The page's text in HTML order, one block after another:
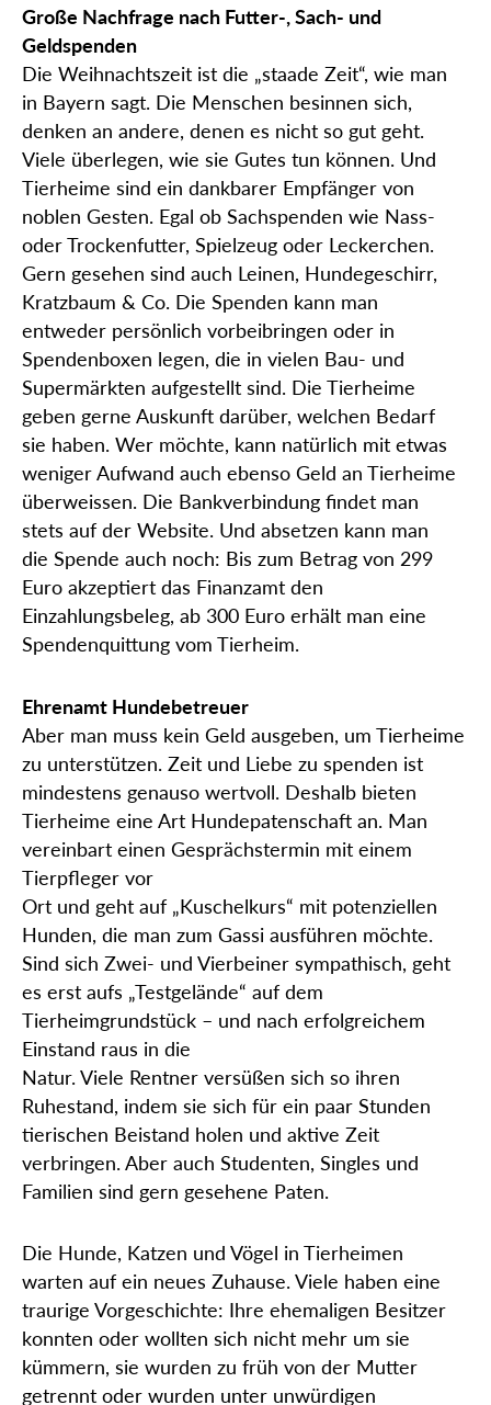
Große Nachfrage nach Futter-, Sach- und
Geldspenden
Die Weihnachtszeit ist die „staade Zeit“, wie man
in Bayern sagt. Die Menschen besinnen sich,
denken an andere, denen es nicht so gut geht.
Viele überlegen, wie sie Gutes tun können. Und
Tierheime sind ein dankbarer Empfänger von
noblen Gesten. Egal ob Sachspenden wie Nass-
oder Trockenfutter, Spielzeug oder Leckerchen.
Gern gesehen sind auch Leinen, Hundegeschirr,
Kratzbaum & Co. Die Spenden kann man
entweder persönlich vorbeibringen oder in
Spendenboxen legen, die in vielen Bau- und
Supermärkten aufgestellt sind. Die Tierheime
geben gerne Auskunft darüber, welchen Bedarf
sie haben. Wer möchte, kann natürlich mit etwas
weniger Aufwand auch ebenso Geld an Tierheime
überweissen. Die Bankverbindung findet man
stets auf der Website. Und absetzen kann man
die Spende auch noch: Bis zum Betrag von 299
Euro akzeptiert das Finanzamt den
Einzahlungsbeleg, ab 300 Euro erhält man eine
Spendenquittung vom Tierheim.
Ehrenamt Hundebetreuer
Aber man muss kein Geld ausgeben, um Tierheime
zu unterstützen. Zeit und Liebe zu spenden ist
mindestens genauso wertvoll. Deshalb bieten
Tierheime eine Art Hundepatenschaft an. Man
vereinbart einen Gesprächstermin mit einem
Tierpfleger vor
Ort und geht auf „Kuschelkurs“ mit potenziellen
Hunden, die man zum Gassi ausführen möchte.
Sind sich Zwei- und Vierbeiner sympathisch, geht
es erst aufs „Testgelände“ auf dem
Tierheimgrundstück – und nach erfolgreichem
Einstand raus in die
Natur. Viele Rentner versüßen sich so ihren
Ruhestand, indem sie sich für ein paar Stunden
tierischen Beistand holen und aktive Zeit
verbringen. Aber auch Studenten, Singles und
Familien sind gern gesehene Paten.
Die Hunde, Katzen und Vögel in Tierheimen
warten auf ein neues Zuhause. Viele haben eine
traurige Vorgeschichte: Ihre ehemaligen Besitzer
konnten oder wollten sich nicht mehr um sie
kümmern, sie wurden zu früh von der Mutter
getrennt oder wurden unter unwürdigen